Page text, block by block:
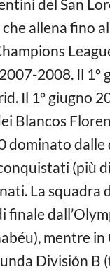
del San
allena fino
2008. Il 1º
Il 1º giugno
Blancos
dominato dalle
(più di
La squadra
finale
mentre in
División B